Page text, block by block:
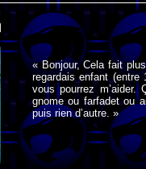
« Bonjour, Cela fait
regardais enfant (entre
vous pourrez
gnome ou farfadet ou
puis rien d’autre. »